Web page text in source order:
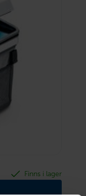
Finns i lager